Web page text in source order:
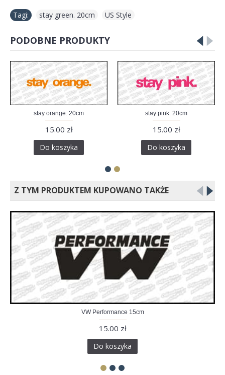
Tagi: stay green. 20cm US Style
PODOBNE PRODUKTY
stay orange. 20cm
15.00 zł
Do koszyka
stay pink. 20cm
15.00 zł
Do koszyka
Z TYM PRODUKTEM KUPOWANO TAKŻE
VW Performance 15cm
15.00 zł
Do koszyka